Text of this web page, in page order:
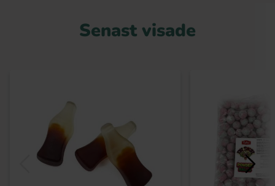
Senast visade